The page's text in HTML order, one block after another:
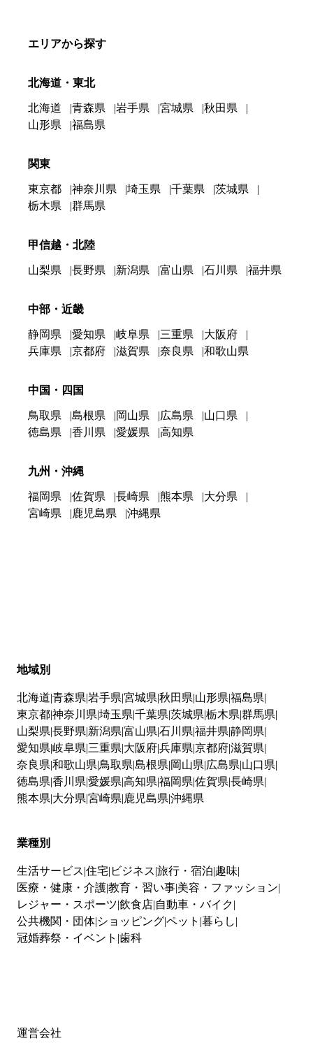
エリアから探す
北海道・東北
北海道 青森県 岩手県 宮城県
秋田県
山形県
福島県
関東
東京都 神奈川県 埼玉県 千葉県
茨城県
栃木県
群馬県
甲信越・北陸
山梨県 長野県 新潟県 富山県 石川県 福井県
中部・近畿
静岡県 愛知県 岐阜県 三重県
大阪府
兵庫県
京都府 滋賀県 奈良県 和歌山県
中国・四国
鳥取県 島根県 岡山県 広島県
山口県
徳島県
香川県 愛媛県 高知県
九州・沖縄
福岡県 佐賀県 長崎県 熊本県
大分県
宮崎県
鹿児島県 沖縄県
地域別
北海道 青森県 岩手県 宮城県 秋田県 山形県 福島県
東京都神奈川県 埼玉県 千葉県 茨城県 栃木県 群馬県
山梨県 長野県 新潟県 富山県 石川県 福井県 静岡県
愛知県 岐阜県 三重県 大阪府兵庫県 京都府滋賀県
奈良県 和歌山県 鳥取県 島根県 岡山県 広島県 山口県
徳島県 香川県 愛媛県 高知県 福岡県 佐賀県 長崎県
熊本県 大分県 宮崎県 鹿児島県 沖縄県
業種別
生活サービス 住宅 ビジネス 旅行・宿泊 趣味
医療・健康・介護教育・習い事 美容・ファッション
レジャー・スポーツ 飲食店 自動車・バイク
公共機関・団体 ショッピングペット 暮らし
冠婚葬祭・イベント 歯科
運営会社